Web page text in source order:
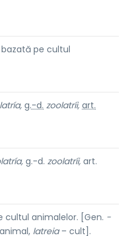
bazată pe cultul
g.-d. zoolatríi, art.
g.-d. zoolatríi, art.
cultul animalelor. [Gen. -
latreia– cult].